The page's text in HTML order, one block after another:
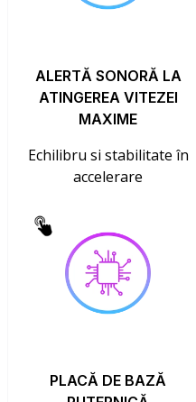
ALERTĂ SONORĂ LA
ATINGEREA VITEZEI
MAXIME
Echilibru si stabilitate în
accelerare
PLACĂ DE BAZĂ